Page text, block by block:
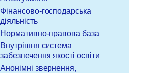
Фінансово-господарська
діяльність
Нормативно-правова база
Внутрішня система
забезпечення якості освіти
Анонімні звернення,